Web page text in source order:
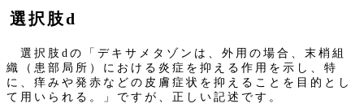
選択肢d
選択肢dの「デキサメタゾンは、外用の場合、末梢組
織（患部局所）における炎症を抑える作用を示し、特
に、痒みや発赤などの皮膚症状を抑えることを目的とし
て用いられる。」ですが、正しい記述です。